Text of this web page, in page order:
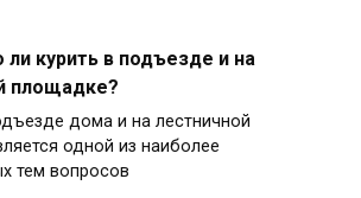
курить в подъезде и на
площадке?
дома и на лестничной
одной из наиболее
тем вопросов